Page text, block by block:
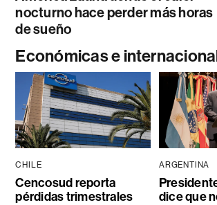
nocturno hace perder más horas
de sueño
Económicas e
CHILE
Cencosud reporta
pérdidas trimestrales
ARGENTINA
dice que